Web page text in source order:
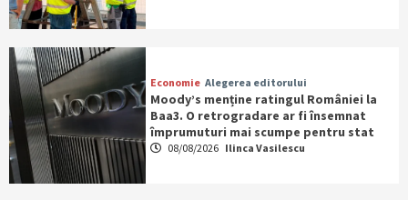
Economie Alegerea editorului
Moody’s menține ratingul României la
Baa3. O retrogradare ar fi însemnat
împrumuturi mai scumpe pentru stat
08/08/2026 Ilinca Vasilescu